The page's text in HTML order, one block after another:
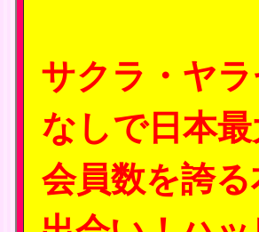
サクラ・ヤラ
なしで日本
会員数を誇